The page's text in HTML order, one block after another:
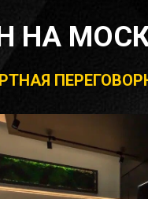
НА